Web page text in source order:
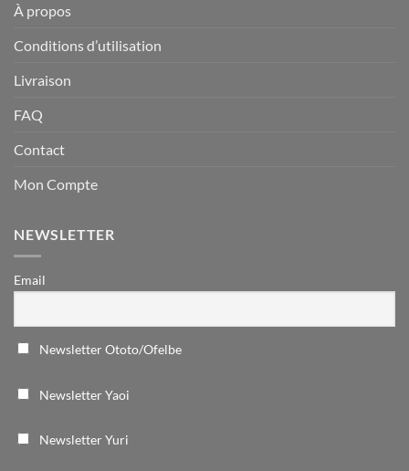
À propos
Conditions d’utilisation
Livraison
FAQ
Contact
Mon Compte
NEWSLETTER
Email
Newsletter Ototo/Ofelbe
Newsletter Yaoi
Newsletter Yuri